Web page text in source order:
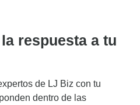
respuesta a tu
de LJ Biz con tu
dentro de las